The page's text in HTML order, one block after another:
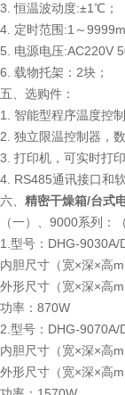
3. 恒温波动度:±1℃；
4. 定时范围:1～
5. 电源电压:AC220V
6. 载物托架：2块；
五、选购件：
1. 智能型程序温度控
2. 独立限温控制器，
3. 打印机，可实时打
4. RS485通讯接口和
六、 精密干燥箱/台式
（一）、9000系列
1.型号：DHG-9030A/
内胆尺寸（宽×深×高
外形尺寸（宽×深×高
功率：870W
2.型号：DHG-9070A/
内胆尺寸（宽×深×高
外形尺寸（宽×深×高